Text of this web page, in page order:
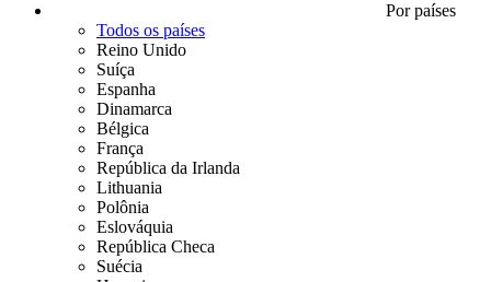
Por países
Todos os países
Reino Unido
Suíça
Espanha
Dinamarca
Bélgica
França
República da Irlanda
Lithuania
Polônia
Eslováquia
República Checa
Suécia